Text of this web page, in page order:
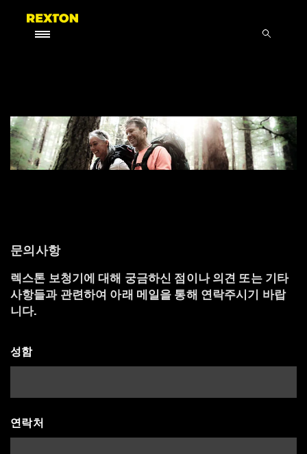
문의사항
렉스톤 보청기에 대해 궁금하신 점이나 의견 또는 기타
사항들과 관련하여 아래 메일을 통해 연락주시기 바랍
니다.
성함
연락처